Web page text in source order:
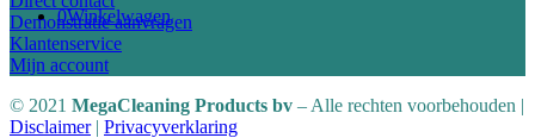
0Winkelwagen
Demonstratie aanvragen
Klantenservice
Mijn account
© 2021 MegaCleaning Products bv – Alle rechten voorbehouden |
Disclaimer| Privacyverklaring